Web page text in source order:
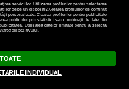
serviciilor. Utilizarea profilurilor pentru selectarea
de pe un dispozitiv. Crearea profilurilor de conținut
personalizate. Crearea profilurilor pentru publicitate
publicului prin statistici sau combinații de date din
Utilizarea datelor limitate pentru a selecta
dispozitivului.
INDIVIDUAL